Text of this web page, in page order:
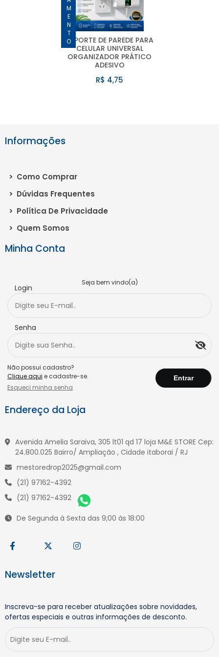
SUPORTE DE PAREDE PARA
CELULAR UNIVERSAL
ORGANIZADOR PRÁTICO
ADESIVO
R$ 4,75
Informações
> Como Comprar
> Dúvidas Frequentes
> Política De Privacidade
> Quem Somos
Minha Conta
Seja bem vindo(a)
Login
Senha
Não possui cadastro?
Clique aqui e cadastre-se.
Esqueci minha senha
Endereço da Loja
Avenida Amelia Saraiva, 305 lt01 qd 17 loja M&E STORE Cep:
24.800.025 Bairro/ Ampliação , Cidade itaborai / RJ
mestoredrop2025@gmail.com
(21) 97162-4392
(21) 97162-4392
De Segunda à Sexta das 9;00 às 18:00
Newsletter
Inscreva-se para receber atualizações sobre novidades,
ofertas especiais e outras informações de desconto.